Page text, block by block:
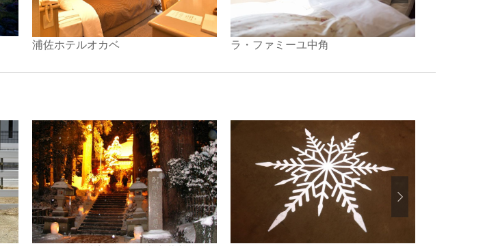
浦佐ホテルオカベ ラ・ファミーユ中角